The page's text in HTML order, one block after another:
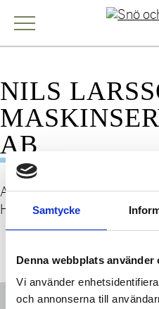
Samtycke
Denna webbplats använder
Vi använder
och annonserna till
NILS
AB
Allt till skog och trädgård.
Helsingborg.
KONTAKT